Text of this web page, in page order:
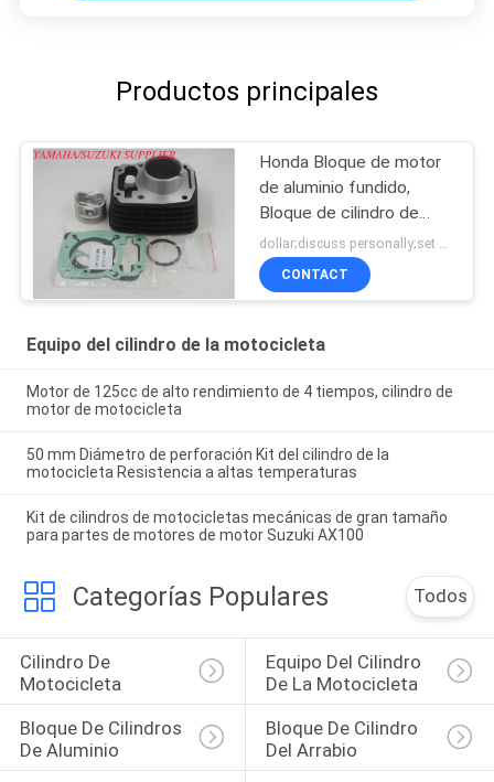
Productos principales
Honda Bloque de motor
de aluminio fundido,
Bloque de cilindro de
motocicleta
personalizado
dollar;discuss personally;set MOQ:Negociación
CONTACT
Equipo del cilindro de la motocicleta
Motor de 125cc de alto rendimiento de 4 tiempos, cilindro de
motor de motocicleta
50 mm Diámetro de perforación Kit del cilindro de la
motocicleta Resistencia a altas temperaturas
Kit de cilindros de motocicletas mecánicas de gran tamaño
para partes de motores de motor Suzuki AX100
Categorías Populares Todos
Cilindro De
Motocicleta
Equipo Del Cilindro
De La Motocicleta
Bloque De Cilindros
De Aluminio
Bloque De Cilindro
Del Arrabio